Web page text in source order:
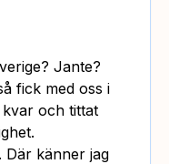
Jante?
fick med oss i
och tittat
Där känner jag